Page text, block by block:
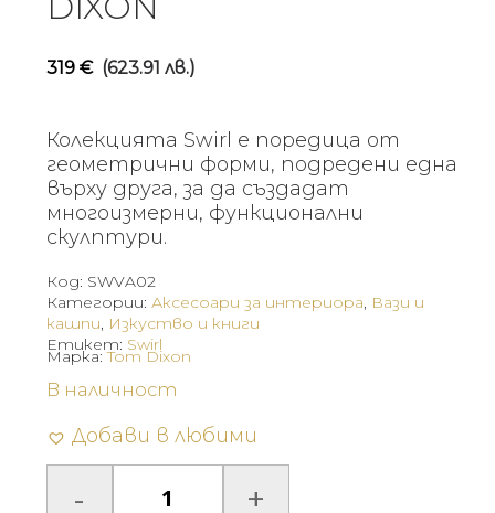
319 € (623.91 лв.)
Колекцията Swirl е поредица от
геометрични форми, подредени една
върху друга, за да създадат
многоизмерни, функционални
скулптури.
Код: SWVA02
Категории: Аксесоари за интериора Вази и
кашпи Изкуство и книги
Етикет: Swirl
В наличност
Добави в любими
Марка:Tom Dixon